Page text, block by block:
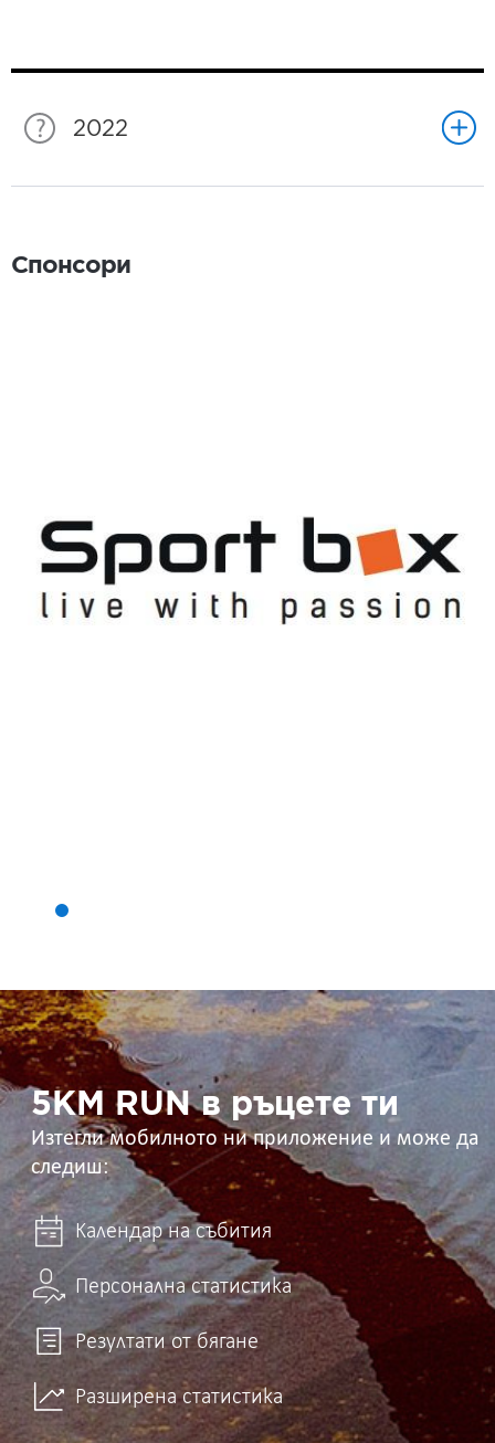
2022
Спонсори
5KM
RUN
в
ръцете
ти 5KM RUN в ръцете ти
Изтегли мобилното ни приложение и може да
следиш:
Календар на събития
Персонална статистика
Резултати от бягане
Разширена статистика